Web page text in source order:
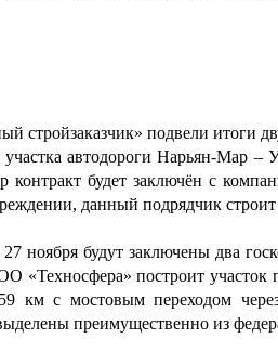
подвели итоги
участка автодороги Нарьян-Мар
контракт будет заключён с
данный подрядчик строит
ноября будут заключены два
«Техносфера» построит участок
км с мостовым переходом
преимущественно из